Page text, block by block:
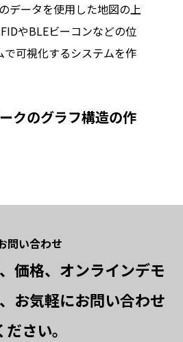
データを使用した地図の上
やBLEビーコンなどの位
で可視化するシステムを作
クのグラフ構造の作
問い合わせ
価格、オンラインデモ
お気軽にお問い合わせ
ださい。